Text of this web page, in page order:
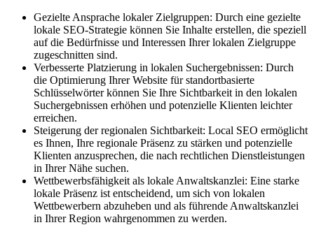
Gezielte Ansprache lokaler Zielgruppen: Durch eine gezielte
lokale SEO-Strategie können Sie Inhalte erstellen, die speziell
auf die Bedürfnisse und Interessen Ihrer lokalen Zielgruppe
zugeschnitten sind.
Verbesserte Platzierung in lokalen Suchergebnissen: Durch
die Optimierung Ihrer Website für standortbasierte
Schlüsselwörter können Sie Ihre Sichtbarkeit in den lokalen
Suchergebnissen erhöhen und potenzielle Klienten leichter
erreichen.
Steigerung der regionalen Sichtbarkeit: Local SEO ermöglicht
es Ihnen, Ihre regionale Präsenz zu stärken und potenzielle
Klienten anzusprechen, die nach rechtlichen Dienstleistungen
in Ihrer Nähe suchen.
Wettbewerbsfähigkeit als lokale Anwaltskanzlei: Eine starke
lokale Präsenz ist entscheidend, um sich von lokalen
Wettbewerbern abzuheben und als führende Anwaltskanzlei
in Ihrer Region wahrgenommen zu werden.